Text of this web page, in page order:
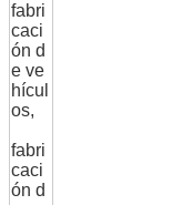
fabri
caci
ón d
e ve
hícul
os,
fabri
caci
ón d